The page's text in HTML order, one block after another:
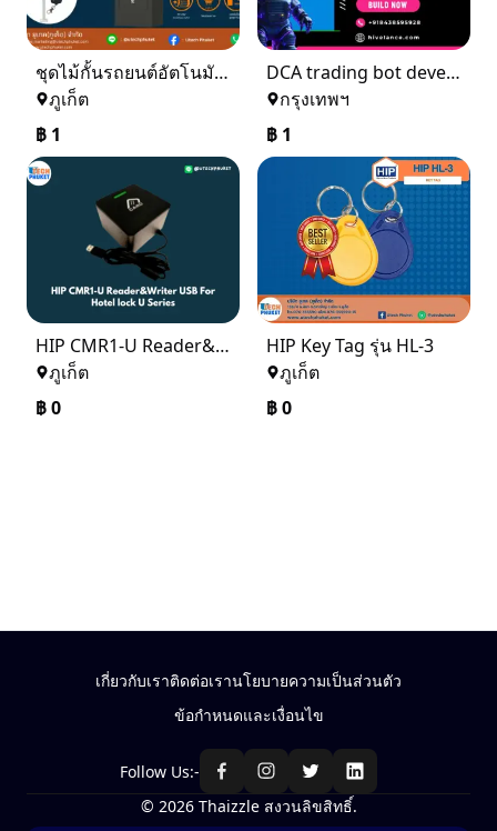
ชุดไม้กั้นรถยนต์อัตโนมัติ 1 ตู้ เข้า - ออก
ภูเก็ต
฿ 1
DCA trading bot development
กรุงเทพฯ
฿ 1
HIP CMR1-U Reader&Writer USB For Hotel lock U Series
ภูเก็ต
฿0
HIP Key Tag รุ่น HL-3
ภูเก็ต
฿0
เกี่ยวกับเราติดต่อเรานโยบายความเป็นส่วนตัว
ข้อกำหนดและเงื่อนไข
Follow Us:-
© 2026 Thaizzle สงวนลิขสิทธิ์.